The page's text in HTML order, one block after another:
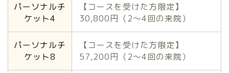
パーソナルチ
ケット4
【コースを受けた方限定】
30,800円（2〜4回の来院）
パーソナルチ
ケット8
【コースを受けた方限定】
57,200円（2〜4回の来院）